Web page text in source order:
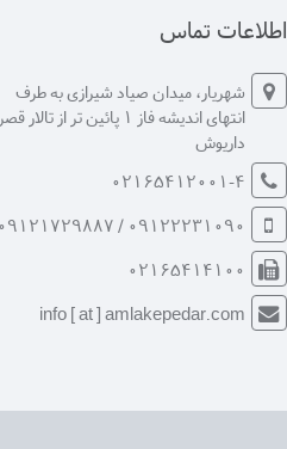
اطلاعات تماس
شهریار، میدان صیاد شیرازی به طرف
انتهای اندیشه فاز 1 پائین تر از تالار قصر
داریوش
02165412001-4
09122231090 / 09121729887
02165414100
info [ at ] amlakepedar.com